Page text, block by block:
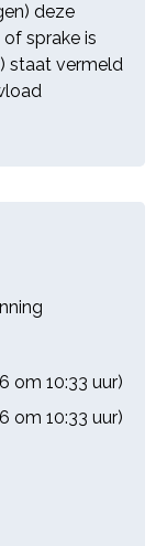
deze
sprake is
staat vermeld
om 10:33 uur)
om 10:33 uur)